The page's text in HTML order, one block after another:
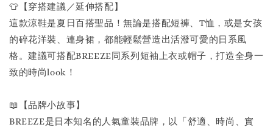
👕【穿搭建議／延伸搭配】
這款涼鞋是夏日百搭聖品！無論是搭配短褲、T恤，或是女孩
的碎花洋裝、連身裙，都能輕鬆營造出活潑可愛的日系風
格。建議可搭配BREEZE同系列短袖上衣或帽子，打造全身一
致的時尚look！
📖【品牌小故事】
BREEZE是日本知名的人氣童裝品牌，以「舒適、時尚、實